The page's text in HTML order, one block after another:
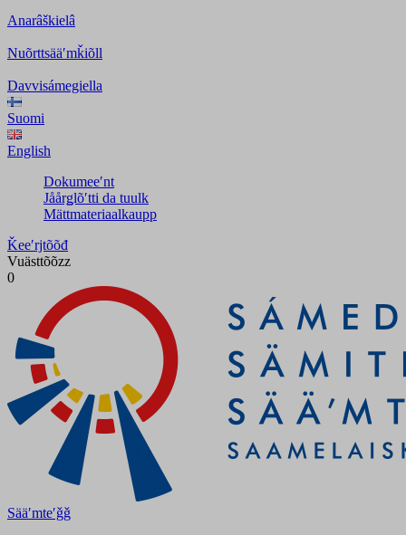
Anarâškielâ
Nuõrttsääʹmǩiõll
Davvisámegiella
Suomi
English
Dokumeeʹnt
Jåårǥlõʹtti da tuulk
Mättmateriaalkaupp
Ǩeeʹrjtõõđ
Vuästtõõzz
0
Sääʹmteʹǧǧ